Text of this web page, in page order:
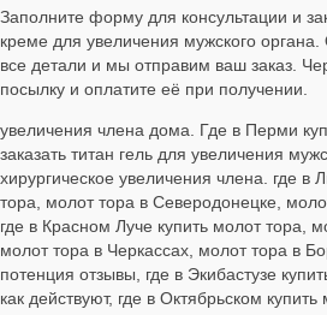
Заполните форму для консультации и
креме для увеличения мужского органа.
все детали и мы отправим ваш заказ.
посылку и оплатите её при получении.
увеличения члена дома. Где в Перми
заказать титан гель для увеличения
хирургическое увеличения члена. где в
тора, молот тора в Северодонецке,
где в Красном Луче купить молот тора,
молот тора в Черкассах, молот тора в
потенция отзывы, где в Экибастузе
как действуют, где в Октябрьском купить